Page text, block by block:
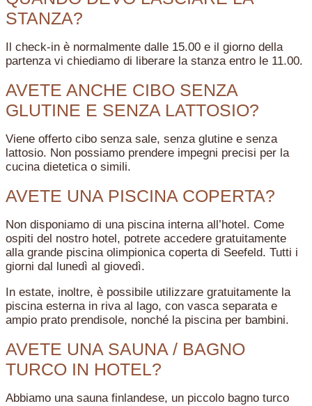
STANZA?
Il check-in è normalmente dalle 15.00 e il giorno della
partenza vi chiediamo di liberare la stanza entro le 11.00.
AVETE ANCHE CIBO SENZA
GLUTINE E SENZA LATTOSIO?
Viene offerto cibo senza sale, senza glutine e senza
lattosio. Non possiamo prendere impegni precisi per la
cucina dietetica o simili.
AVETE UNA PISCINA COPERTA?
Non disponiamo di una piscina interna all’hotel. Come
ospiti del nostro hotel, potrete accedere gratuitamente
alla grande piscina olimpionica coperta di Seefeld. Tutti i
giorni dal lunedì al giovedì.
In estate, inoltre, è possibile utilizzare gratuitamente la
piscina esterna in riva al lago, con vasca separata e
ampio prato prendisole, nonché la piscina per bambini.
AVETE UNA SAUNA / BAGNO
TURCO IN HOTEL?
Abbiamo una sauna finlandese, un piccolo bagno turco